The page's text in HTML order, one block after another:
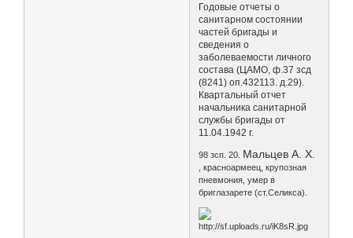
Годовые отчеты о
санитарном состоянии
частей бригады и
сведения о
заболеваемости личного
состава (ЦАМО, ф.37 зсд
(8241) оп.432113. д.29).
Квартальный отчет
начальника санитарной
службы бригады от
11.04.1942 г.
98 зсп. 20. Мальцев А. Х.
, красноармеец, крупозная
пневмония, умер в
бриглазарете (ст.Селикса).